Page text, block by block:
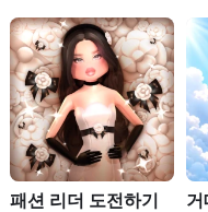
패션 리더 도전하기
거